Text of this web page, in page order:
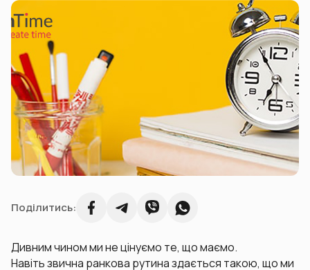
Поділитись:
Дивним чином ми не цінуємо те, що маємо.
Навіть звична ранкова рутина здається такою, що ми